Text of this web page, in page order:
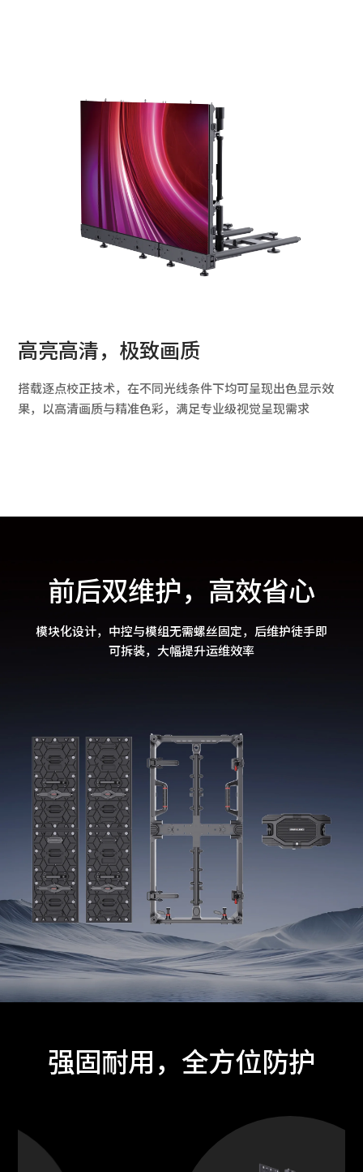
高亮高清，极致画质
搭载逐点校正技术，在不同光线条件下均可呈现出色显示效
果，以高清画质与精准色彩，满足专业级视觉呈现需求
前后双维护，高效省心
模块化设计，中控与模组无需螺丝固定，后维护徒手即
可拆装，大幅提升运维效率
强固耐用，全方位防护